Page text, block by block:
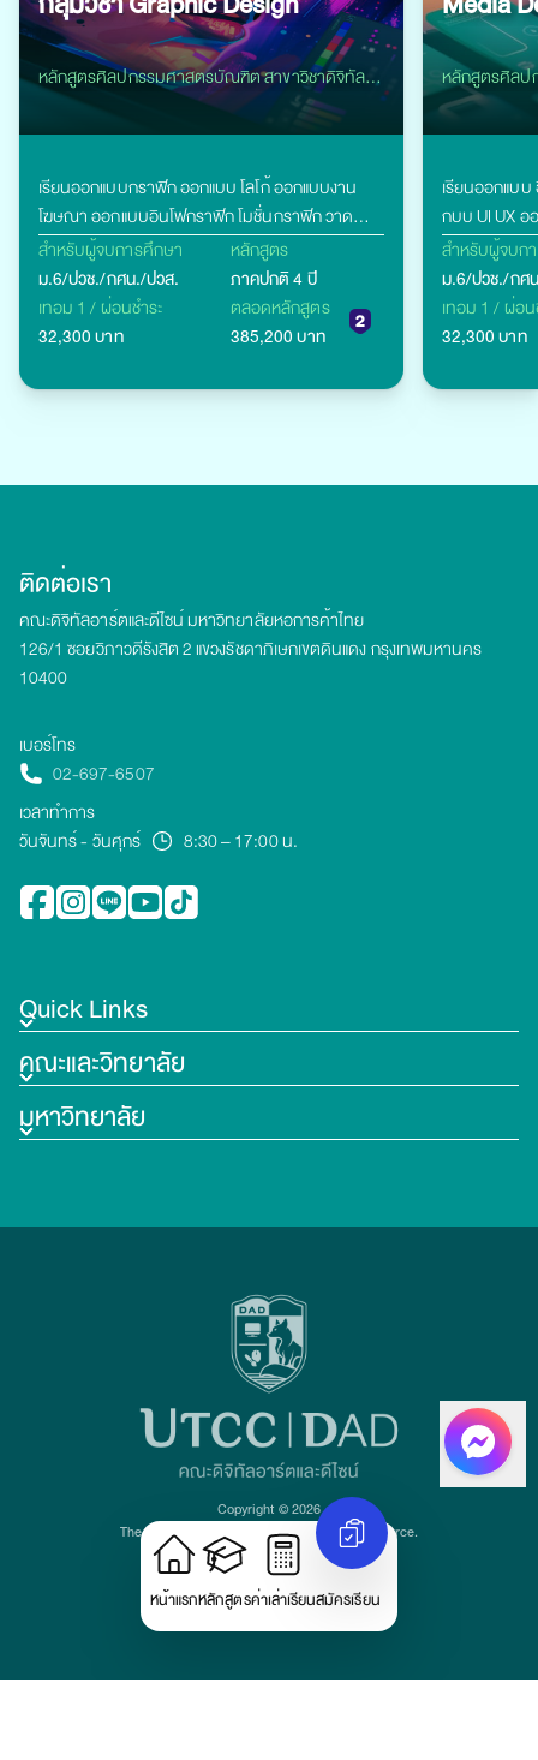
หลักสูตรศิลปกรรมศาสตรบัณฑิต สาขาวิชาดิจิทัล
อาร์ต
เรียนออกแบบกราฟิก ออกแบบ โลโก้ ออกแบบงาน
โฆษณา ออกแบบอินโฟกราฟิก โมชั่นกราฟิก วาด
ภาพประกอบ ถ่ายภาพ ออกแบบบรรจุภัณฑ์ เรียน
Digital Painting
สำหรับผู้จบการศึกษา
ม.6/ปวช./กศน./ปวส.
หลักสูตร
ภาคปกติ 4 ปี
เทอม 1 / ผ่อนชำระ
32,300 บาท
ตลอดหลักสูตร
385,200 บาท
หลักสูตรศิลป
อาร์ต
เรียนออกแบ
กบบ UI UX อ
เดียอื่นๆ
สำหรับผู้จบก
ม.6/ปวช./กศ
เทอม 1 / ผ่อน
32,300 บาท
หน้าแรกหลักสูตรค่าเล่าเรียนสมัครเรียน
Quick Links
คณะและวิทยาลัย
มหาวิทยาลัย
ติดต่อเรา
คณะดิจิทัลอาร์ตและดีไซน์ มหาวิทยาลัยหอการค้าไทย
126/1 ซอยวิภาวดีรังสิต 2 แขวงรัชดาภิเษกเขตดินแดง กรุงเทพมหานคร
10400
เบอร์โทร
02-697-6507
เวลาทำการ
วันจันทร์ - วันศุกร์
8:30 – 17:00 น.
Copyright © 2026
The University of the Thai Chamber of Commerce.
All rights reserved.
Version: v1.1.22
นโยบายการคุ้มครองข้อมูลส่วนบุคคล